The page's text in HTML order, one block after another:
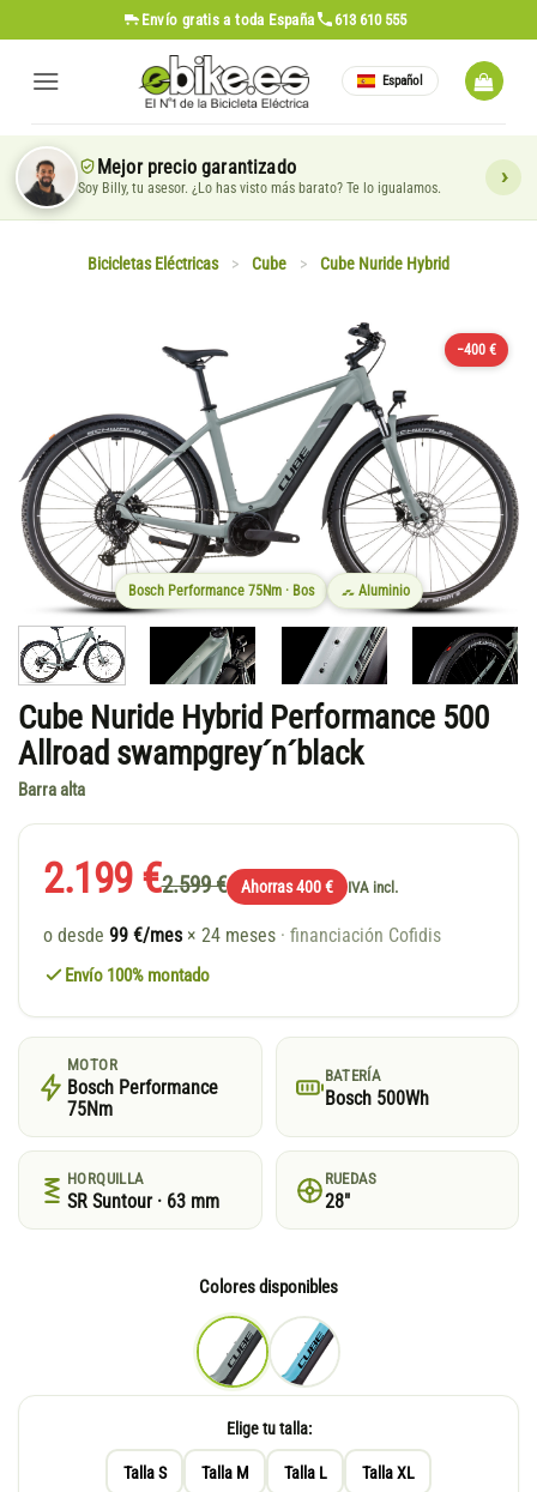
al
contenido
Envío gratis a toda España 613 610 555
Español
Mejor precio garantizado
Soy Billy, tu asesor. ¿Lo has visto más barato? Te lo igualamos.
Bicicletas Eléctricas > Cube > Cube Nuride Hybrid
−400 €
Bosch Performance 75Nm · Bos Aluminio
Cube Nuride Hybrid Performance 500
Allroad swampgrey´n´black
Barra alta
2.199 €2.599 € Ahorras 400 € IVA incl.
o desde 99 €/mes × 24 meses · financiación Cofidis
Envío 100% montado
MOTOR
Bosch Performance
75Nm
BATERÍA
Bosch 500Wh
HORQUILLA
SR Suntour · 63 mm
RUEDAS
28"
Colores disponibles
Elige tu talla:
Talla S Talla M Talla L Talla XL